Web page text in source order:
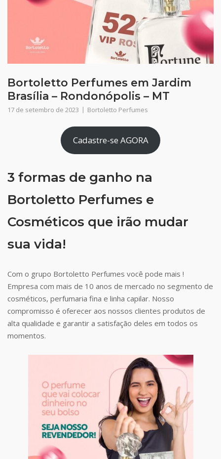
Bortoletto Perfumes em Jardim
Brasília – Rondonópolis – MT
17 de setembro de 2023 Bortoletto Perfumes
Cadastre-se AGORA
3 formas de ganho na
Bortoletto Perfumes e
Cosméticos que irão mudar
sua vida!
Com o grupo Bortoletto Perfumes você pode mais !
Empresa com mais de 10 anos de mercado no segmento de
cosméticos, perfumaria fina e linha capilar. Nosso
compromisso é oferecer aos nossos clientes produtos de
alta qualidade e garantir a satisfação deles em todos os
momentos.